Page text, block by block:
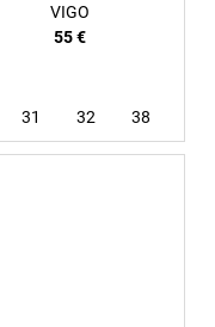
VIGO
55 €
31 32 38